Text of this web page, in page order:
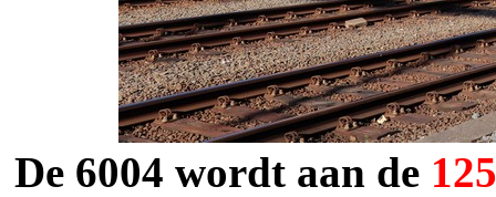
De 6004 wordt aan de